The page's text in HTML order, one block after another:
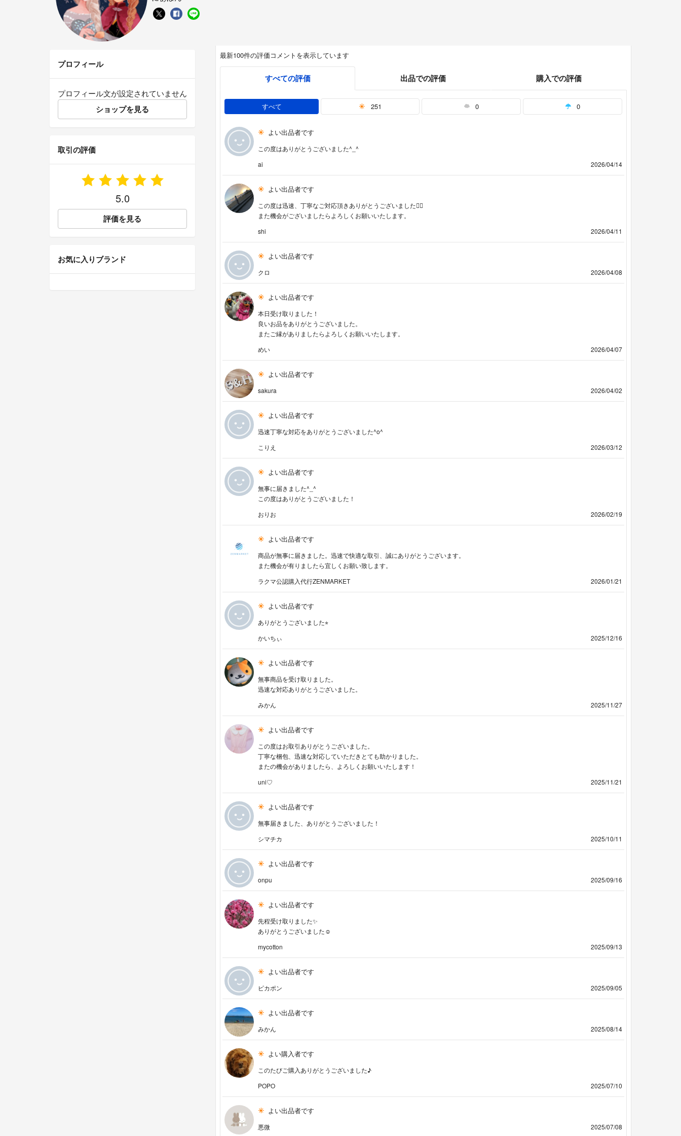
最新100件の評価コメントを表示しています
すべての評価 出品での評価 購入での評価
すべて 251 0 0
よい出品者です
この度はありがとうございました^_^
ai
2026/04/14
よい出品者です
この度は迅速、丁寧なご対応頂きありがとうございました🙇‍♀️
また機会がございましたらよろしくお願いいたします。
shi
2026/04/11
よい出品者です
クロ 2026/04/08
よい出品者です
本日受け取りました！
良いお品をありがとうございました。
またご縁がありましたらよろしくお願いいたします。
めい
2026/04/07
よい出品者です
sakura 2026/04/02
よい出品者です
迅速丁寧な対応をありがとうございました^o^
こりえ
2026/03/12
よい出品者です
無事に届きました^_^
この度はありがとうございました！
おりお
2026/02/19
よい出品者です
商品が無事に届きました。迅速で快適な取引、誠にありがとうございます。
また機会が有りましたら宜しくお願い致します。
ラクマ公認購入代行ZENMARKET
2026/01/21
よい出品者です
ありがとうございました⭐︎
かいちぃ
2025/12/16
よい出品者です
無事商品を受け取りました。
迅速な対応ありがとうございました。
みかん
2025/11/27
よい出品者です
この度はお取引ありがとうございました。
丁寧な梱包、迅速な対応していただきとても助かりました。
またの機会がありましたら、よろしくお願いいたします！
uni♡
2025/11/21
よい出品者です
無事届きました、ありがとうございました！
シマチカ
2025/10/11
よい出品者です
onpu 2025/09/16
よい出品者です
先程受け取りました✨
ありがとうございました☺
mycotton
2025/09/13
よい出品者です
ピカポン 2025/09/05
よい出品者です
みかん 2025/08/14
よい購入者です
このたびご購入ありがとうございました♪
POPO
2025/07/10
よい出品者です
悪微 2025/07/08
プロフィール
プロフィール文が設定されていません
ショップを見る
取引の評価
5.0
評価を見る
お気に入りブランド